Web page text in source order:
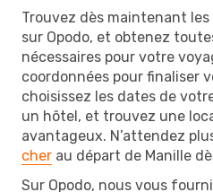
Trouvez dès maintenant
sur Opodo, et obtenez
nécessaires pour votre
coordonnées pour finaliser
choisissez les dates de
un hôtel, et trouvez une
avantageux. N’attendez
cher au départ de Manille
Sur Opodo, nous vous